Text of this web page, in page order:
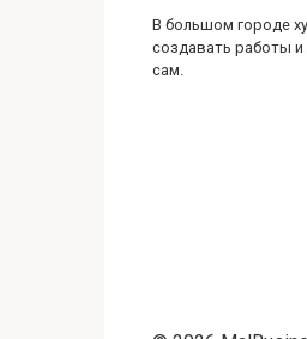
В большом городе
создавать работы и
сам.